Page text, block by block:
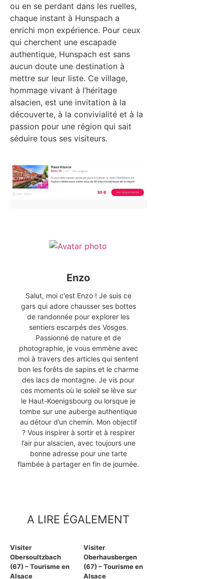
ou en se perdant dans les ruelles,
chaque instant à Hunspach a
enrichi mon expérience. Pour ceux
qui cherchent une escapade
authentique, Hunspach est sans
aucun doute une destination à
mettre sur leur liste. Ce village,
hommage vivant à l’héritage
alsacien, est une invitation à la
découverte, à la convivialité et à la
passion pour une région qui sait
séduire tous ses visiteurs.
Enzo
Salut, moi c'est Enzo ! Je suis ce
gars qui adore chausser ses bottes
de randonnée pour explorer les
sentiers escarpés des Vosges.
Passionné de nature et de
photographie, je vous emmène avec
moi à travers des articles qui sentent
bon les forêts de sapins et le charme
des lacs de montagne. Je vis pour
ces moments où le soleil se lève sur
le Haut-Koenigsbourg ou lorsque je
tombe sur une auberge authentique
au détour d’un chemin. Mon objectif
? Vous inspirer à sortir et à respirer
l’air pur alsacien, avec toujours une
bonne adresse pour une tarte
flambée à partager en fin de journée.
A LIRE ÉGALEMENT
Visiter
Obersoultzbach
(67) – Tourisme en
Alsace
Visiter
Oberhausbergen
(67) – Tourisme en
Alsace